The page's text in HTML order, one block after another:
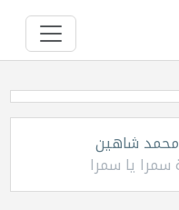
محمد شاهين
سمرا يا سمرا